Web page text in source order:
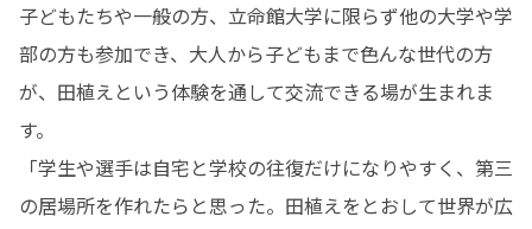
子どもたちや一般の方、立命館大学に限らず他の大学や学
部の方も参加でき、大人から子どもまで色んな世代の方
が、田植えという体験を通して交流できる場が生まれま
す。
「学生や選手は自宅と学校の往復だけになりやすく、第三
の居場所を作れたらと思った。田植えをとおして世界が広